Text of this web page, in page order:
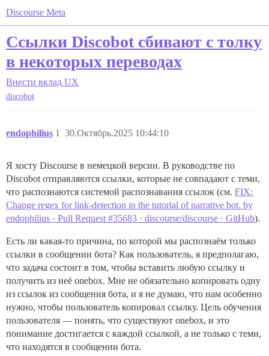
Discourse Meta
Ссылки Discobot сбивают с толку
в некоторых переводах
Внести вклад UX
discobot
endophilius 30.Октябрь.2025 10:44:10
1
Я хосту Discourse в немецкой версии. В руководстве по
Discobot отправляются ссылки, которые не совпадают с теми,
что распознаются системой распознавания ссылок (см. FIX:
Change regex for link-detection in the tutorial of narrative bot. by
endophilius · Pull Request #35683 · discourse/discourse · GitHub).
Есть ли какая-то причина, по которой мы распознаём только
ссылки в сообщении бота? Как пользователь, я предполагаю,
что задача состоит в том, чтобы вставить любую ссылку и
получить из неё onebox. Мне не обязательно копировать одну
из ссылок из сообщения бота, и я не думаю, что нам особенно
нужно, чтобы пользователь копировал ссылку. Цель обучения
пользователя — понять, что существуют onebox, и это
понимание достигается с каждой ссылкой, а не только с теми,
что находятся в сообщении бота.